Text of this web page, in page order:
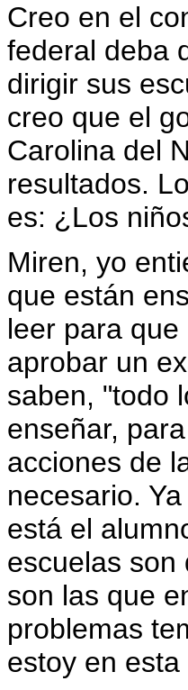
Creo en el
federal deba
dirigir sus
creo que el
Carolina del
resultados.
es: ¿Los
Miren, yo
que están
leer para
aprobar un
saben, "todo
enseñar,
acciones de
necesario.
está el
escuelas son
son las que
problemas
estoy en